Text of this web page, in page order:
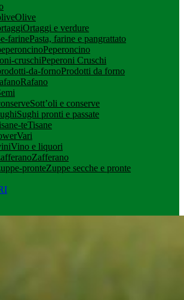
Olive
Ortaggi e verdure
Pasta, farine e pangrattato
Peperoncino
Peperoni Cruschi
Prodotti da forno
Rafano
Sott’oli e conserve
Sughi pronti e passate
Tisane
Vari
Vino e liquori
Zafferano
Zuppe secche e pronte